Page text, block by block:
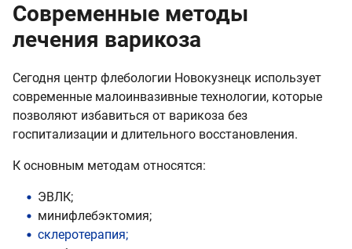
Современные методы
лечения варикоза
Сегодня центр флебологии Новокузнецк использует
современные малоинвазивные технологии, которые
позволяют избавиться от варикоза без
госпитализации и длительного восстановления.
К основным методам относятся:
ЭВЛК;
минифлебэктомия;
склеротерапия;